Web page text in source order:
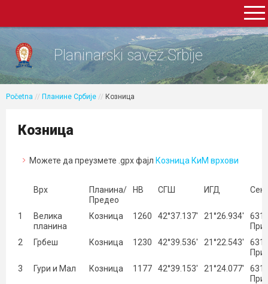
Planinarski savez Srbije
Početna // Планине Србије // Козница
Козница
Можете да преузмете .gpx фајл Козница КиМ врхови
Врх
Планина/
Предео
НВ СГШ ИГД
1
Велика
планина
Козница 1260 42°37.137′ 21°26.934′
631
2
Грбеш Козница 1230 42°39.536′ 21°22.543′
631
3
Гури и Мал Козница 1177 42°39.153′ 21°24.077′
631